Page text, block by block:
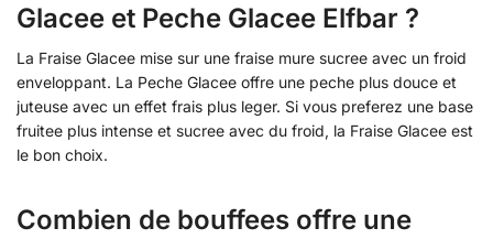
Glacee et Peche Glacee Elfbar ?
La Fraise Glacee mise sur une fraise mure sucree avec un froid
enveloppant. La Peche Glacee offre une peche plus douce et
juteuse avec un effet frais plus leger. Si vous preferez une base
fruitee plus intense et sucree avec du froid, la Fraise Glacee est
le bon choix.
Combien de bouffees offre une